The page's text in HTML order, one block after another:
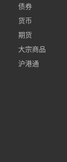
债券
货币
期货
大宗商品
沪港通